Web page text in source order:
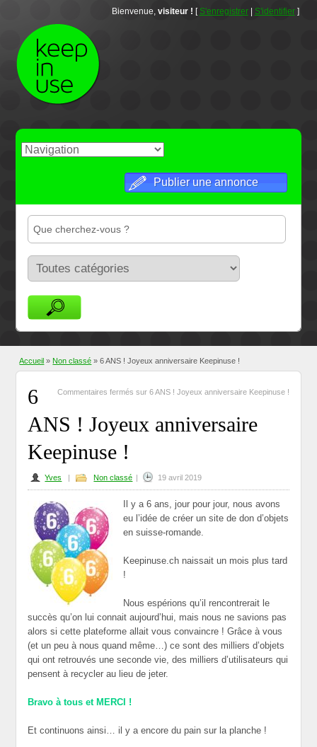
Bienvenue, visiteur ! [ S'enregistrer| S'identifier]
Publier une annonce
Accueil » Non classé » 6 ANS ! Joyeux anniversaire Keepinuse !
Commentaires fermés sur 6 ANS ! Joyeux anniversaire Keepinuse !
6
ANS ! Joyeux anniversaire
Keepinuse !
Yves | Non classé | 19 avril 2019
Il y a 6 ans, jour pour jour, nous avons
eu l’idée de créer un site de don d’objets
en suisse-romande.
Keepinuse.ch naissait un mois plus tard
!
Nous espérions qu’il rencontrerait le
succès qu’on lui connait aujourd’hui, mais nous ne savions pas
alors si cette plateforme allait vous convaincre ! Grâce à vous
(et un peu à nous quand même…) ce sont des milliers d’objets
qui ont retrouvés une seconde vie, des milliers d’utilisateurs qui
pensent à recycler au lieu de jeter.
Bravo à tous et MERCI !
Et continuons ainsi… il y a encore du pain sur la planche !